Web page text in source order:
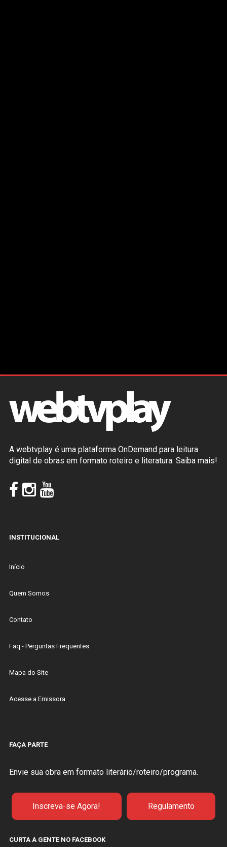
A webtvplay é uma plataforma OnDemand para leitura
digital de obras em formato roteiro e literatura. Saiba mais!
INSTITUCIONAL
Início
Quem Somos
Contato
Faq - Perguntas Frequentes
Mapa do Site
Acesse a Emissora
FAÇA PARTE
Envie sua obra em formato literário/roteiro/programa.
Inscreva-se Agora! Regulamento
CURTA A GENTE NO FACEBOOK